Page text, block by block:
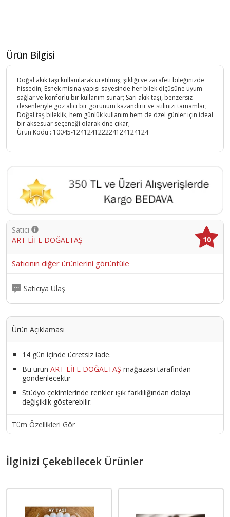
Ürün Bilgisi
Doğal akik taşı kullanılarak üretilmiş, şıklığı ve zarafeti bileğinizde
hissedin; Esnek misina yapısı sayesinde her bilek ölçüsüne uyum
sağlar ve konforlu bir kullanım sunar; Sarı akik taşı, benzersiz
desenleriyle göz alıcı bir görünüm kazandırır ve stilinizi tamamlar;
Doğal taş bileklik, hem günlük kullanım hem de özel günler için ideal
bir aksesuar seçeneği olarak öne çıkar;
Ürün Kodu : 10045-124124122224124124124
Satıcı
ART LİFE DOĞALTAŞ
10
Satıcının diğer ürünlerini görüntüle
Satıcıya Ulaş
Ürün Açıklaması
14 gün içinde ücretsiz iade.
Bu ürün ART LİFE DOĞALTAŞ mağazası tarafından
gönderilecektir
Stüdyo çekimlerinde renkler ışık farklılığından dolayı
değişiklik gösterebilir.
Tüm Özellikleri Gör
İlginizi Çekebilecek Ürünler